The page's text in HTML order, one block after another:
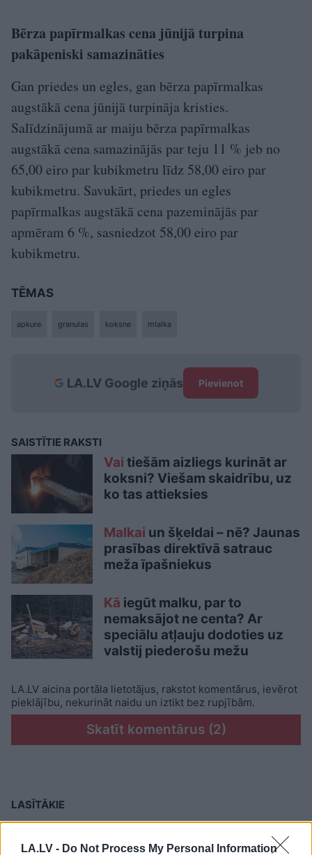
LA.LV - Do Not Process My Personal Information
Bērza papīrmalkas cena jūnijā turpina
pakāpeniski samazināties
Gan priedes un egles, gan bērza papīrmalkas
augstākā cena jūnijā turpināja kristies.
Salīdzinājumā ar maiju bērza papīrmalkas
augstākā cena samazinājās par teju 11 % jeb no
65,00 eiro par kubikmetru līdz 58,00 eiro par
kubikmetru. Savukārt, priedes un egles
papīrmalkas augstākā cena pazeminājās par
apmēram 6 %, sasniedzot 58,00 eiro par
kubikmetru.
TĒMAS
apkure granulas koksne mlalka
LA.LV Google ziņās Pievienot
SAISTĪTIE RAKSTI
Vai tiešām aizliegs kurināt ar
koksni? Viešam skaidrību, uz
ko tas attieksies
Malkai un šķeldai – nē? Jaunas
prasības direktīvā satrauc
meža īpašniekus
Kā iegūt malku, par to
nemaksājot ne centa? Ar
speciālu atļauju dodoties uz
valstij piederošu mežu
LA.LV aicina portāla lietotājus, rakstot komentārus, ievērot
pieklājību, nekurināt naidu un iztikt bez rupjībām.
Skatīt komentārus (2)
LASĪTĀKIE
pēc 45 gadu vecuma nevajadzētu pārlieku